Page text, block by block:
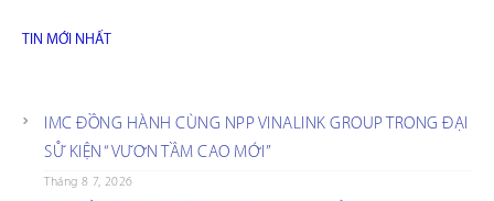
TIN MỚI NHẤT
IMC ĐỒNG HÀNH CÙNG NPP VINALINK GROUP TRONG ĐẠI
SỰ KIỆN “VƯƠN TẦM CAO MỚI”
Tháng 8 7, 2026